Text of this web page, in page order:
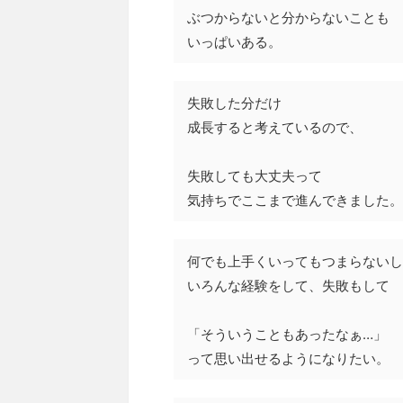
ぶつからないと分からないことも
いっぱいある。
失敗した分だけ
成長すると考えているので、
失敗しても大丈夫って
気持ちでここまで進んできました。
何でも上手くいってもつまらない
いろんな経験をして、失敗もして
「そういうこともあったなぁ…」
って思い出せるようになりたい。